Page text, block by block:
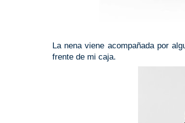
La nena viene acompañada por
frente de mi caja.